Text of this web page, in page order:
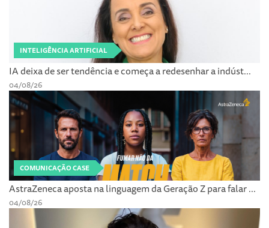
INTELIGÊNCIA ARTIFICIAL
IA deixa de ser tendência e começa a redesenhar a indúst...
04/08/26
COMUNICAÇÃO CASE
AstraZeneca aposta na linguagem da Geração Z para falar ...
04/08/26